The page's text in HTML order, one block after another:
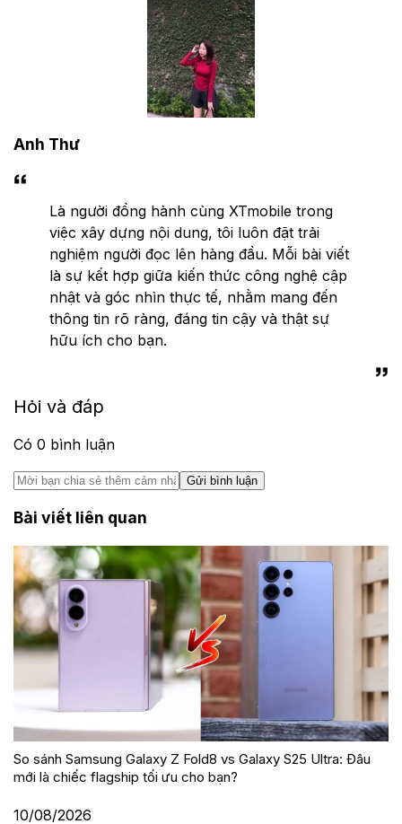
Anh Thư
Là người đồng hành cùng XTmobile trong
việc xây dựng nội dung, tôi luôn đặt trải
nghiệm người đọc lên hàng đầu. Mỗi bài viết
là sự kết hợp giữa kiến thức công nghệ cập
nhật và góc nhìn thực tế, nhằm mang đến
thông tin rõ ràng, đáng tin cậy và thật sự
hữu ích cho bạn.
Hỏi và đáp
Có 0 bình luận
Gửi bình luận
Bài viết liên quan
So sánh Samsung Galaxy Z Fold8 vs Galaxy S25 Ultra: Đâu
mới là chiếc flagship tối ưu cho bạn?
10/08/2026